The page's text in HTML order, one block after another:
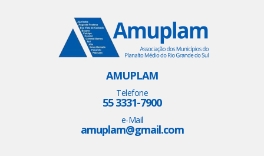
AMUPLAM
Telefone
55 3331-7900
e-Mail
amuplam@gmail.com